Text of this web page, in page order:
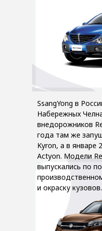
SsangYong в
Набережных
внедорожников
года там же
Kyron, а в
Actyon. Модели
выпускались по
и окраску кузовов.